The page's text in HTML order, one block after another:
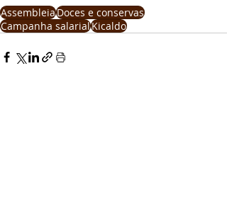
AssembleiaDoces e conservas
Campanha salarialKicaldo